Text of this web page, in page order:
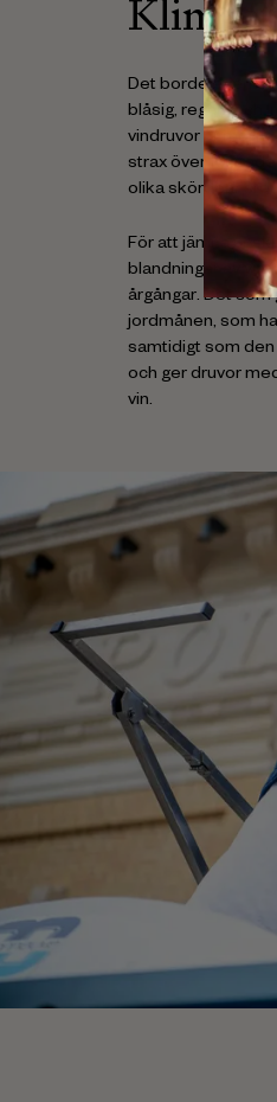
Det borde
blåsig, regnig och
vindruvor är
strax över 10
olika skördeår
För att jämna ut
blandningar av vin
årgångar. Det
jordmånen, som
samtidigt som
och ger druvor
vin.